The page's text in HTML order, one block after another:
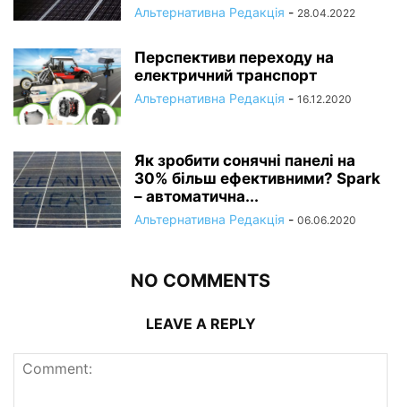
Альтернативна Редакція - 28.04.2022
Перспективи переходу на
електричний транспорт
Альтернативна Редакція - 16.12.2020
Як зробити сонячні панелі на
30% більш ефективними? Spark
– автоматична...
Альтернативна Редакція - 06.06.2020
NO COMMENTS
LEAVE A REPLY